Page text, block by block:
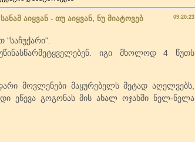
09:20:23
აიყვან - თუ აიყვან, ნუ მიატოვებ
იგი მხოლოდ 4 წუთს
მოვლენები მაყურებელს მეტად აღელვებს,
ეწევა გოგონას მის ახალ ოჯახში ნელ-ნელა